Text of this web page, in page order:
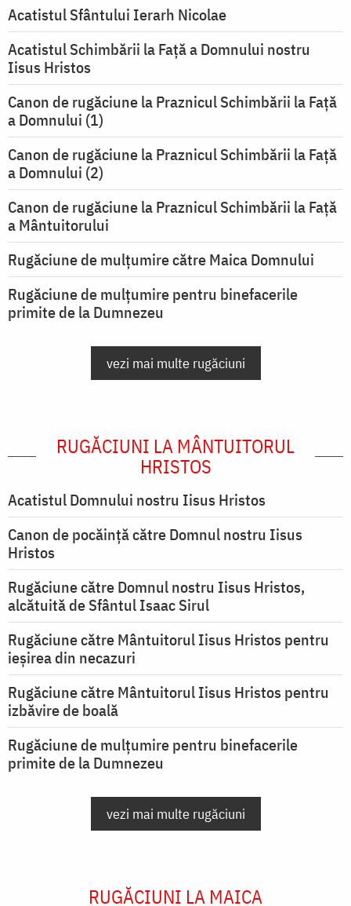
Acatistul Sfântului Ierarh Nicolae
Acatistul Schimbării la Faţă a Domnului nostru
Iisus Hristos
Canon de rugăciune la Praznicul Schimbării la Faţă
a Domnului (1)
Canon de rugăciune la Praznicul Schimbării la Faţă
a Domnului (2)
Canon de rugăciune la Praznicul Schimbării la Față
a Mântuitorului
Rugăciune de mulţumire către Maica Domnului
Rugăciune de mulțumire pentru binefacerile
primite de la Dumnezeu
vezi mai multe rugăciuni
RUGĂCIUNI LA MÂNTUITORUL
HRISTOS
Acatistul Domnului nostru Iisus Hristos
Canon de pocăință către Domnul nostru Iisus
Hristos
Rugăciune către Domnul nostru Iisus Hristos,
alcătuită de Sfântul Isaac Sirul
Rugăciune către Mântuitorul Iisus Hristos pentru
ieşirea din necazuri
Rugăciune către Mântuitorul Iisus Hristos pentru
izbăvire de boală
Rugăciune de mulțumire pentru binefacerile
primite de la Dumnezeu
vezi mai multe rugăciuni
RUGĂCIUNI LA MAICA